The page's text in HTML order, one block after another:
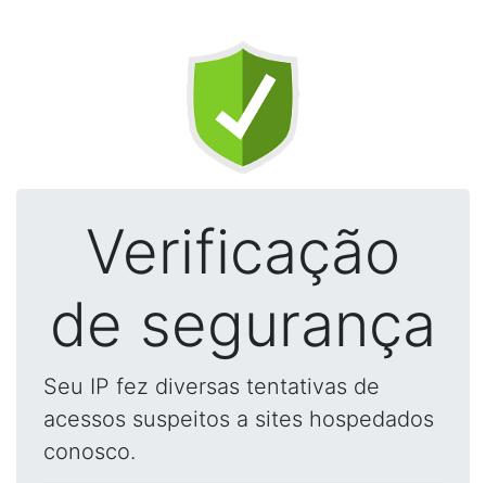
Verificação
de segurança
Seu IP fez diversas tentativas de
acessos suspeitos a sites hospedados
conosco.